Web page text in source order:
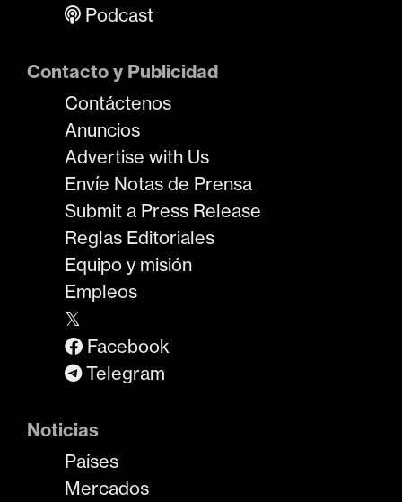
Podcast
Contacto y Publicidad
Contáctenos
Anuncios
Advertise with Us
Envíe Notas de Prensa
Submit a Press Release
Reglas Editoriales
Equipo y misión
Empleos
𝕏
Facebook
Telegram
Noticias
Países
Mercados